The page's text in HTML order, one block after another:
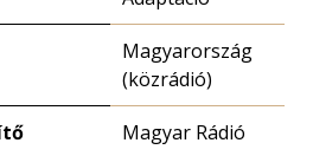
Magyarország
(közrádió)
Magyar Rádió